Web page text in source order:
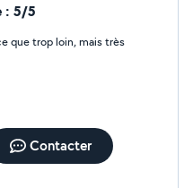
: 5/5
que trop loin, mais très
Contacter